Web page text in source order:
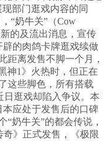
部门逛戏内容的同
“奶牛关”（Cow
的及流出消息，宣传
辟的肉鸽卡牌逛戏续做
距离发售不脚一个月，
神1》火热时，但正在
这些脚色，所有搭载
日逛戏却陷入争议。本
应处于发售后的口碑
奶牛关”的都会传说，
》正式发售，《极限